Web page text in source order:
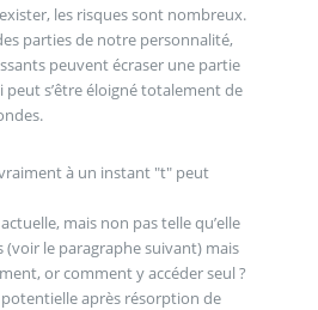
les risques sont nombreux.
parties de notre personnalité,
peuvent écraser une partie
peut s’être éloigné totalement de
vraiment à un instant "t" peut
mais non pas telle qu’elle
(voir le paragraphe suivant) mais
or comment y accéder seul ?
après résorption de